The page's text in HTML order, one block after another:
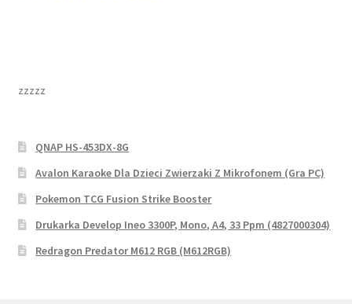
zzzzz
QNAP HS-453DX-8G
Avalon Karaoke Dla Dzieci Zwierzaki Z Mikrofonem (Gra PC)
Pokemon TCG Fusion Strike Booster
Drukarka Develop Ineo 3300P, Mono, A4, 33 Ppm (4827000304)
Redragon Predator M612 RGB (M612RGB)